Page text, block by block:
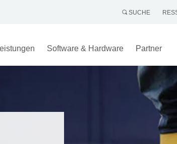
SUCHE
Software & Hardware Partner